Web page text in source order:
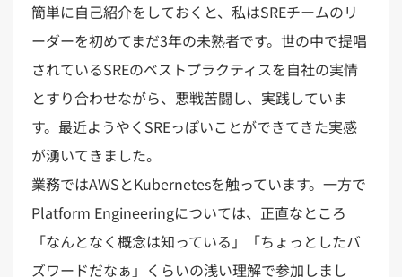
簡単に自己紹介をしておくと、私はSREチームのリ
ーダーを初めてまだ3年の未熟者です。世の中で提唱
されているSREのベストプラクティスを自社の実情
とすり合わせながら、悪戦苦闘し、実践していま
す。最近ようやくSREっぽいことができてきた実感
が湧いてきました。
業務ではAWSとKubernetesを触っています。一方で
Platform Engineeringについては、正直なところ
「なんとなく概念は知っている」「ちょっとしたバ
ズワードだなぁ」くらいの浅い理解で参加しまし